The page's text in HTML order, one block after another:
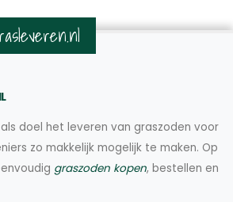
doel het leveren van graszoden voor
zo makkelijk mogelijk te maken. Op
graszoden kopen, bestellen en